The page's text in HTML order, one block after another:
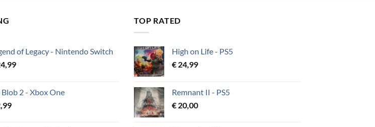
of Legacy - Nintendo Switch
Blob 2 - Xbox One
TOP RATED
High on Life - PS5
€ 24,99
Remnant II - PS5
€ 20,00